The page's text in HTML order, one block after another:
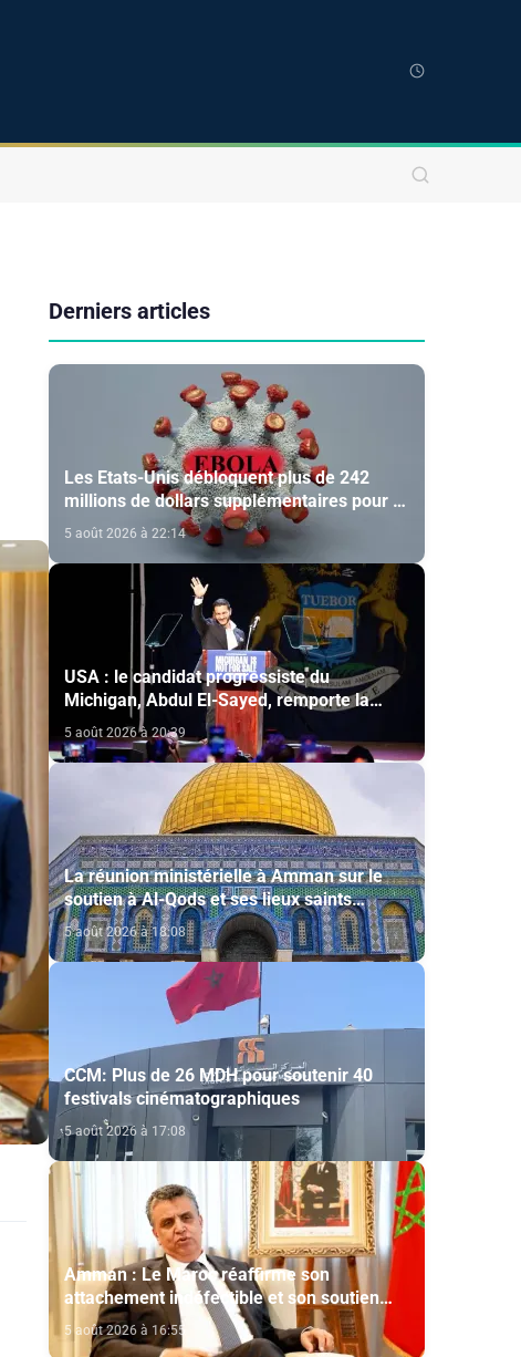
Derniers articles
Les Etats-Unis débloquent plus de 242
millions de dollars supplémentaires pour la
lutte contre Ebola
5 août 2026 à 22:14
USA : le candidat progressiste du
Michigan, Abdul El-Sayed, remporte la
primaire démocrate pour le Sénat
5 août 2026 à 20:39
La réunion ministérielle à Amman sur le
soutien à Al-Qods et ses lieux saints
souligne l’importance du rôle du Comité Al
Qods présidé par SM le Roi
5 août 2026 à 18:08
CCM: Plus de 26 MDH pour soutenir 40
festivals cinématographiques
5 août 2026 à 17:08
Amman : Le Maroc réaffirme son
attachement indéfectible et son soutien
constant aux droits légitimes du peuple
palestinien
5 août 2026 à 16:55